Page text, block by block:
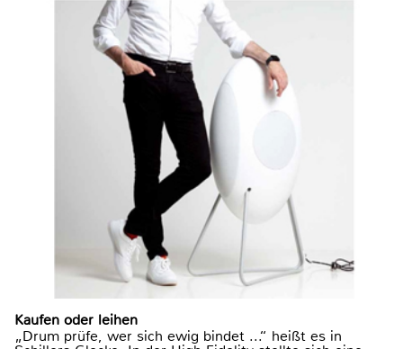
Kaufen oder leihen
„Drum prüfe, wer sich ewig bindet ...“ heißt es in